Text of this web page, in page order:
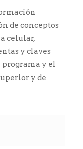
de conceptos
celular,
y claves
y el
y de